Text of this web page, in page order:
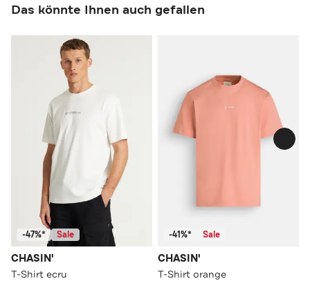
Das könnte Ihnen auch gefallen
-47%* Sale
CHASIN'
T-Shirt ecru
-41%* Sale
CHASIN'
T-Shirt orange